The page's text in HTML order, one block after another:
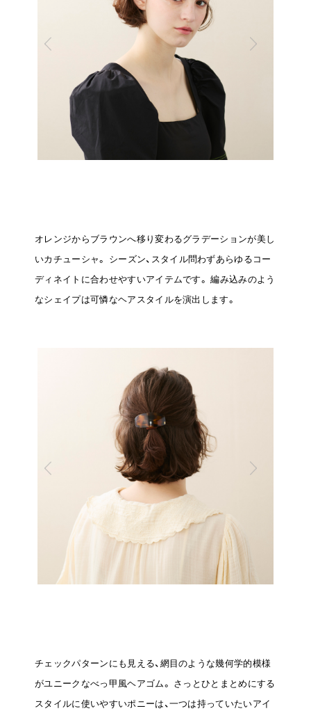
オレンジからブラウンへ移り変わるグラデーションが美し
いカチューシャ。 シーズン、スタイル問わずあらゆるコー
ディネイトに合わせやすいアイテムです。 編み込みのよう
なシェイプは可憐なヘアスタイルを演出します。
チェックパターンにも見える、網目のような幾何学的模様
がユニークなべっ甲風ヘアゴム。 さっとひとまとめにする
スタイルに使いやすいポニーは、一つは持っていたいアイ